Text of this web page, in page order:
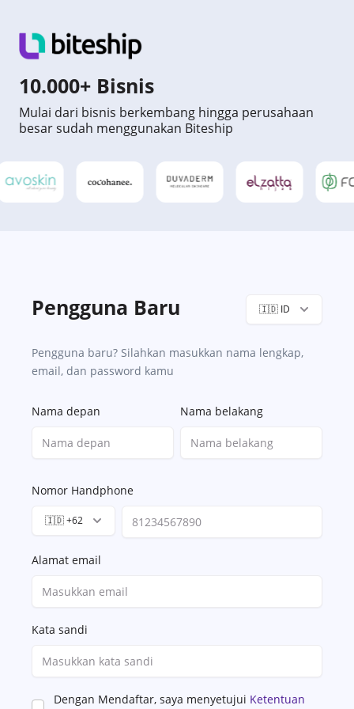
10.000+ Bisnis
Mulai dari bisnis berkembang hingga perusahaan
besar sudah menggunakan Biteship
Pengguna Baru 🇮🇩 ID
Pengguna baru? Silahkan masukkan nama lengkap,
email, dan password kamu
Nama depan Nama belakang
Nomor Handphone
🇮🇩 +62
Alamat email
Kata sandi
Dengan Mendaftar, saya menyetujui Ketentuan